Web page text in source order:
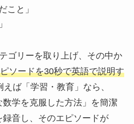
こと」
ゴリーを取り上げ、その中か
ソードを30秒で英語で説明す
ば「学習・教育」なら、
数学を克服した方法」を簡潔
音し、そのエピソードが